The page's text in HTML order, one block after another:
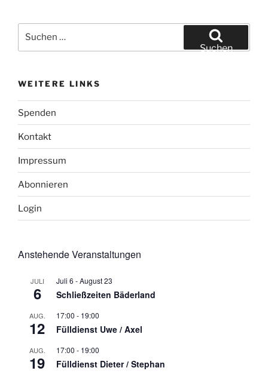
nach:
Suchen
WEITERE LINKS
Spenden
Kontakt
Impressum
Abonnieren
Login
Anstehende Veranstaltungen
JULI
6
Juli 6 -August 23
Schließzeiten Bäderland
AUG.
12
17:00 - 19:00
Fülldienst Uwe / Axel
AUG.
19
17:00 - 19:00
Fülldienst Dieter / Stephan